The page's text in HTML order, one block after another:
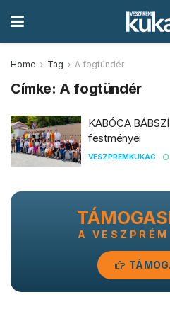
Home Tag A fogtündér
Címke: A fogtündér
KABÓCA
festményei
VESZPREMKUKAC
A